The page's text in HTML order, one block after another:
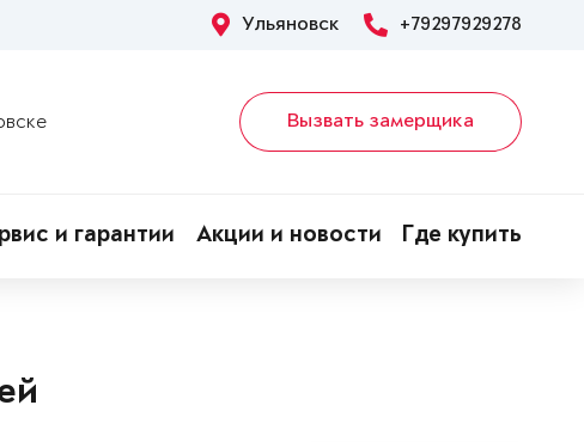
Ульяновск +79297929278
Вызвать замерщика
и гарантии Акции и новости Где купить